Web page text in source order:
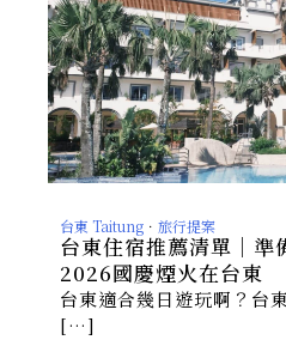
台東 Taitung ． 旅行提案
台東住宿推薦清單｜準
2026國慶煙火在台東
台東適合幾日遊玩啊？台
[…]